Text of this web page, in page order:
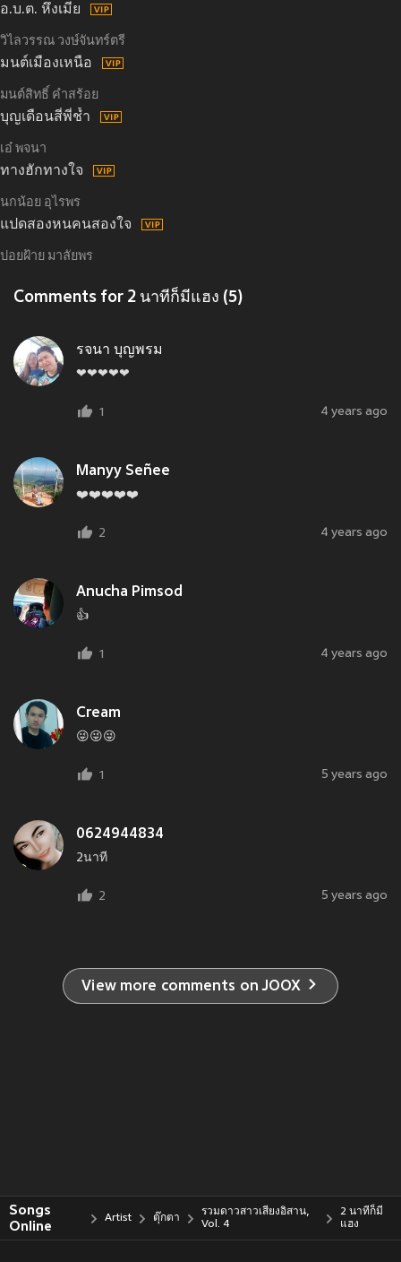
อ.บ.ต. หึงเมีย
วิไลวรรณ วงษ์จันทร์ตรี
มนต์เมืองเหนือ
มนต์สิทธิ์ คำสร้อย
บุญเดือนสี่พี่ช้ำ
เอ๋ พจนา
ทางฮักทางใจ
นกน้อย อุไรพร
แปดสองหนคนสองใจ
ปอยฝ้าย มาลัยพร
Comments for 2 นาทีก็มีแฮง (5)
รจนา บุญพรม
❤❤❤❤❤
1 4 years ago
Manyy Señee
❤️❤️❤️❤️❤️
2 4 years ago
Anucha Pimsod
👍
1 4 years ago
Cream
😜😜😜
1 5 years ago
0624944834
2นาที
2 5 years ago
View more comments on JOOX
Songs
Online
Artist ตุ๊กตา
รวมดาวสาวเสียงอิสาน,
Vol. 4
2 นาทีก็มี
แฮง